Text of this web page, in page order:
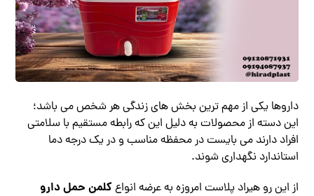
داروها یکی از مهم ترین بخش های زندگی هر شخص می باشد؛
این دسته از محصولات به دلیل این که رابطه مستقیم با سلامتی
افراد دارند می بایست در محفظه مناسب و در یک درجه دما
استاندارد نگهداری شوند.
از این رو هیراد پلاست امروزه به عرضه انواعکلمن حمل دارو